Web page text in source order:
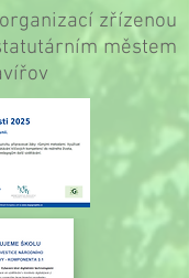
zřízenou
městem